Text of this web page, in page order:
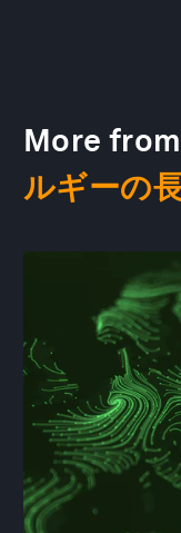
More from
ルギーの